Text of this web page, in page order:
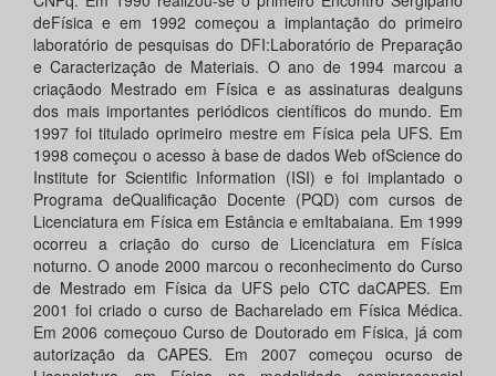
deFísica e em 1992 começou a implantação do primeiro
laboratório de pesquisas do DFI:Laboratório de Preparação
e Caracterização de Materiais. O ano de 1994 marcou a
criaçãodo Mestrado em Física e as assinaturas dealguns
dos mais importantes periódicos científicos do mundo. Em
1997 foi titulado oprimeiro mestre em Física pela UFS. Em
1998 começou o acesso à base de dados Web ofScience do
Institute for Scientific Information (ISI) e foi implantado o
Programa deQualificação Docente (PQD) com cursos de
Licenciatura em Física em Estância e emItabaiana. Em 1999
ocorreu a criação do curso de Licenciatura em Física
noturno. O anode 2000 marcou o reconhecimento do Curso
de Mestrado em Física da UFS pelo CTC daCAPES. Em
2001 foi criado o curso de Bacharelado em Física Médica.
Em 2006 começouo Curso de Doutorado em Física, já com
autorização da CAPES. Em 2007 começou ocurso de